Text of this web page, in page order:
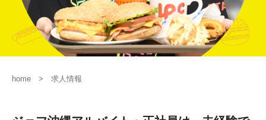
home 求人情報